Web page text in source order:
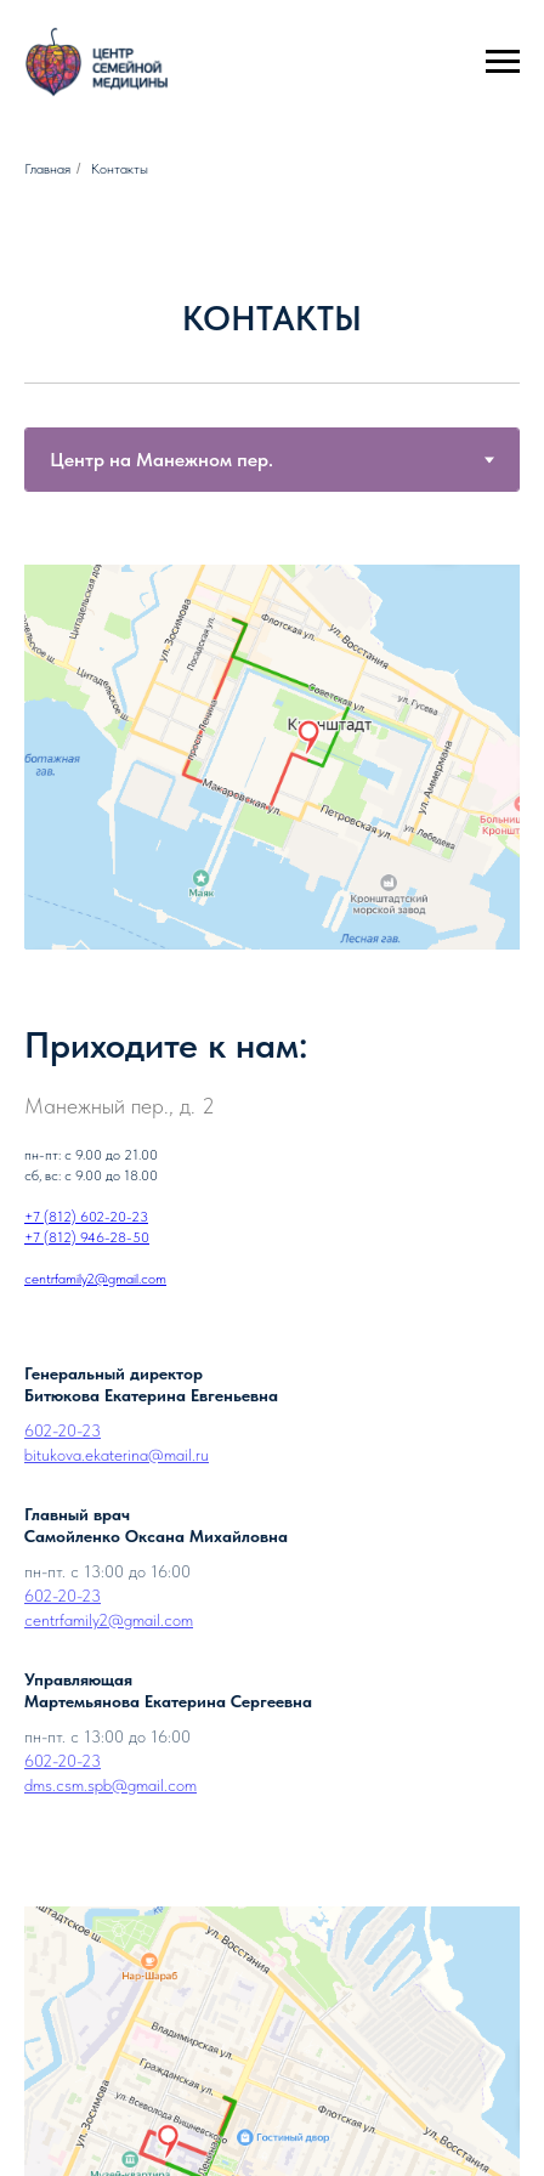
года Следите за акциями и экономьте! Акции нашего центра
Главная / Контакты
КОНТАКТЫ
Приходите к нам:
Манежный пер., д. 2
пн-пт: с 9.00 до 21.00
сб, вс: с 9.00 до 18.00
+7 (812) 602-20-23
+7 (812) 946-28-50
centrfamily2@gmail.com
Генеральный директор
Битюкова Екатерина Евгеньевна
602-20-23
bitukova.ekaterina@mail.ru
Главный врач
Самойленко Оксана Михайловна
пн-пт. с 13:00 до 16:00
602-20-23
centrfamily2@gmail.com
Управляющая
Мартемьянова Екатерина Сергеевна
пн-пт. с 13:00 до 16:00
602-20-23
dms.csm.spb@gmail.com